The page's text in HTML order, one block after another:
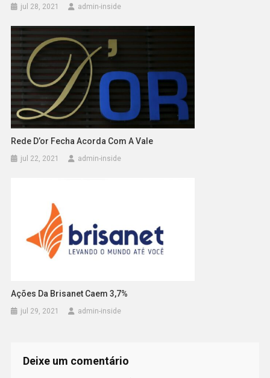
jul 28, 2021 admin-inside
Rede D’or Fecha Acorda Com A Vale
jul 22, 2021 admin-inside
Ações Da Brisanet Caem 3,7%
jul 29, 2021 admin-inside
Deixe um comentário